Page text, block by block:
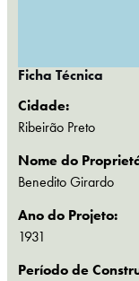
Ficha Técnica
Cidade:
Ribeirão Preto
Nome do
Benedito Girardo
Ano do Projeto:
1931
Período de